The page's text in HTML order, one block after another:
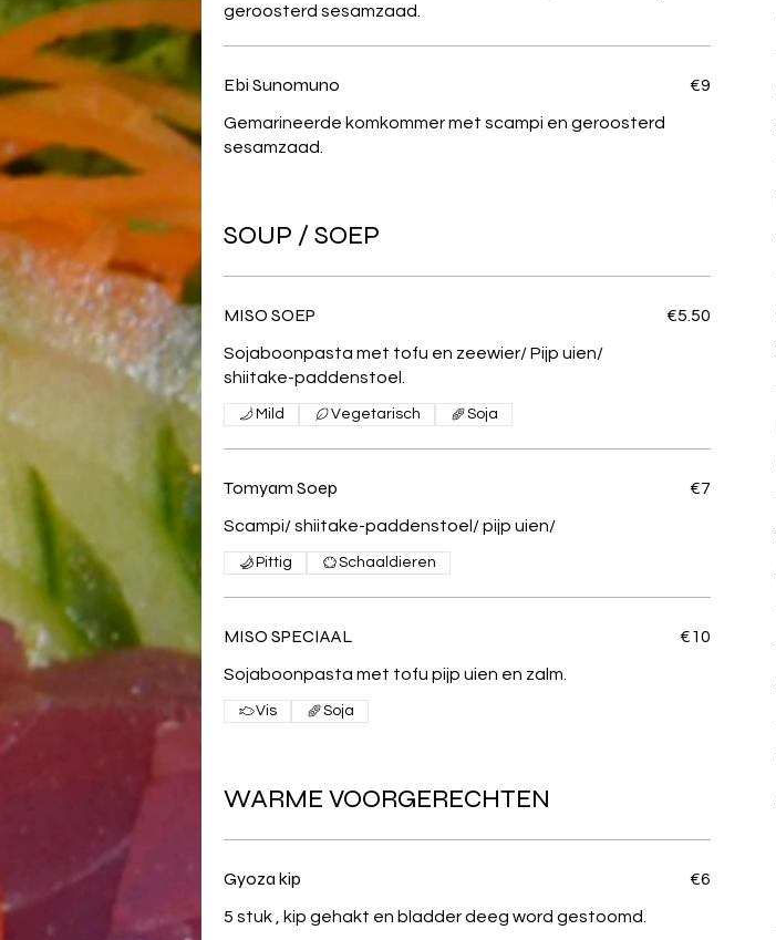
geroosterd sesamzaad.
Ebi Sunomuno
Gemarineerde komkommer met scampi en geroosterd
sesamzaad.
€9
SOUP / SOEP
MISO SOEP
Sojaboonpasta met tofu en zeewier/ Pijp uien/
shiitake-paddenstoel.
€5.50
Mild Vegetarisch Soja
Tomyam Soep
Scampi/ shiitake-paddenstoel/ pijp uien/
€7
Pittig Schaaldieren
MISO SPECIAAL
Sojaboonpasta met tofu pijp uien en zalm.
€10
Vis Soja
WARME VOORGERECHTEN
Gyoza kip
5 stuk , kip gehakt en bladder deeg word gestoomd.
€6